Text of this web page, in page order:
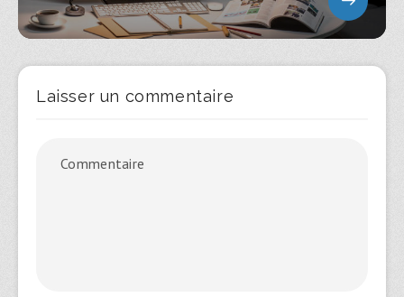
Laisser un commentaire